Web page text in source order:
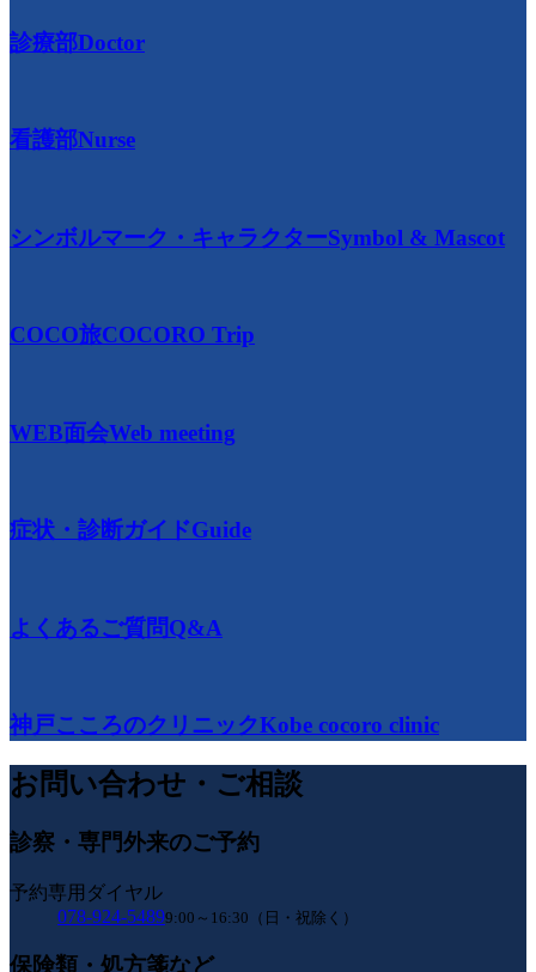
診療部Doctor
看護部Nurse
シンボルマーク・キャラクターSymbol & Mascot
COCO旅COCORO Trip
WEB面会Web meeting
症状・診断ガイドGuide
よくあるご質問Q&A
神戸こころのクリニックKobe cocoro clinic
お問い合わせ・ご相談
診察・専門外来のご予約
予約専用ダイヤル
078-924-54899:00～16:30（日・祝除く）
保険類・処方箋など